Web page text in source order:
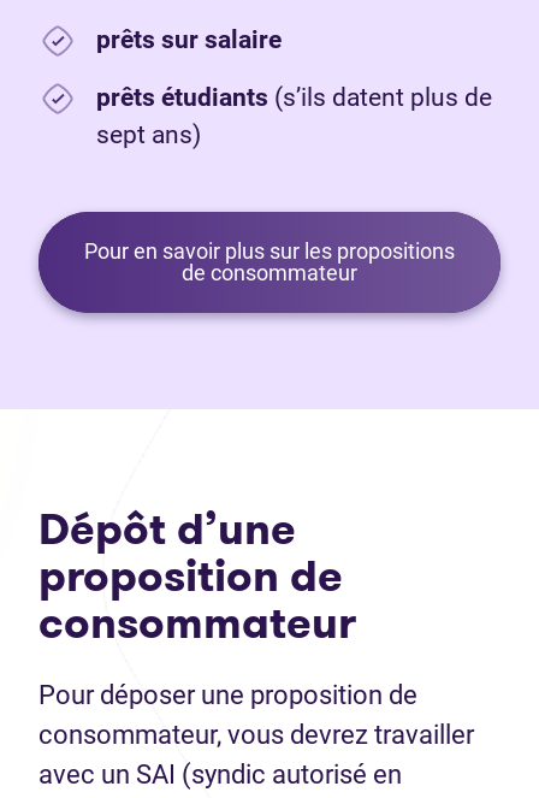
prêts sur salaire
prêts étudiants (s’ils datent plus de
sept ans)
Pour en savoir plus sur les propositions
de consommateur
Dépôt d’une
proposition de
consommateur
Pour déposer une proposition de
consommateur, vous devrez travailler
avec un SAI (syndic autorisé en